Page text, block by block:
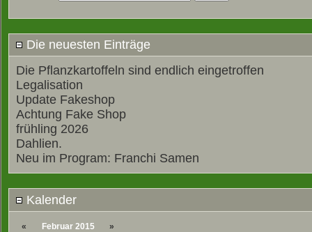
Die neuesten Einträge
Die Pflanzkartoffeln sind endlich eingetroffen
Legalisation
Update Fakeshop
Achtung Fake Shop
frühling 2026
Dahlien.
Neu im Program: Franchi Samen
Kalender
« Februar 2015
»